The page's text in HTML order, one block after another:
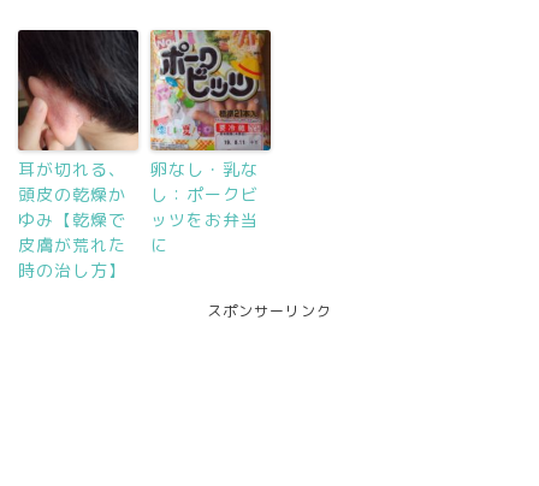
耳が切れる、
頭皮の乾燥か
ゆみ【乾燥で
皮膚が荒れた
時の治し方】
卵なし・乳な
し：ポークビ
ッツをお弁当
に
スポンサーリンク